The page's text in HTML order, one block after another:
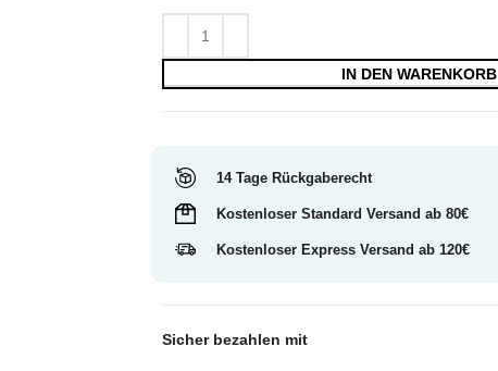
IN DEN WARENKORB
14 Tage Rückgaberecht
Kostenloser Standard Versand ab 80€
Kostenloser Express Versand ab 120€
Sicher bezahlen mit